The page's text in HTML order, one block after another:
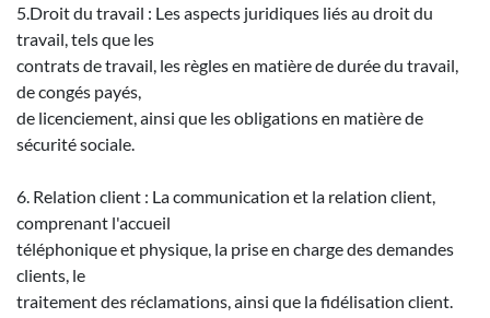
5.Droit du travail : Les aspects juridiques liés au droit du
travail, tels que les
contrats de travail, les règles en matière de durée du travail,
de congés payés,
de licenciement, ainsi que les obligations en matière de
sécurité sociale.
6. Relation client : La communication et la relation client,
comprenant l'accueil
téléphonique et physique, la prise en charge des demandes
clients, le
traitement des réclamations, ainsi que la fidélisation client.